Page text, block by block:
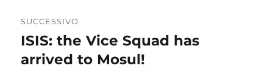
SUCCESSIVO
Articolo
successivo:
ISIS: the Vice Squad has
arrived to Mosul!